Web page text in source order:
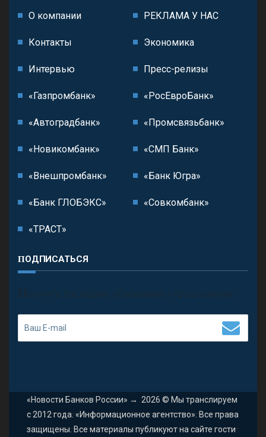
О компании РЕКЛАМА У НАС
Контакты Экономика
Интервью Пресс-релизы
«Газпромбанк» «РосЕвроБанк»
«Автоградбанк» «Промсвязьбанк»
«Новикомбанк» «СМП Банк»
«Внешпромбанк» «Банк Югра»
«Банк ГЛОБЭКС» «Совкомбанк»
«ТРАСТ»
ПОДПИСАТЬСЯ
П олучить последние обновления и предложения.
«Новости Банков России» → 2026 © Мы транслируем
с 2012 года. «Информационное агентство». Все права
защищены. Все материалы публикуют на сайте гости